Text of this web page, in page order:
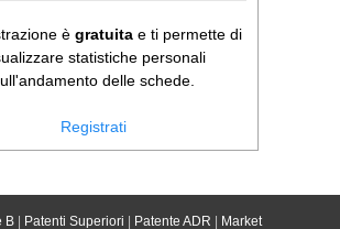
è gratuita e ti permette di
statistiche personali
delle schede.
Registrati
B Patenti Superiori Patente ADR Market